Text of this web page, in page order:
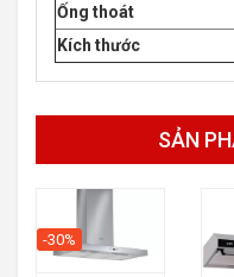
Ống thoát
Kích thước
SẢN
-30%